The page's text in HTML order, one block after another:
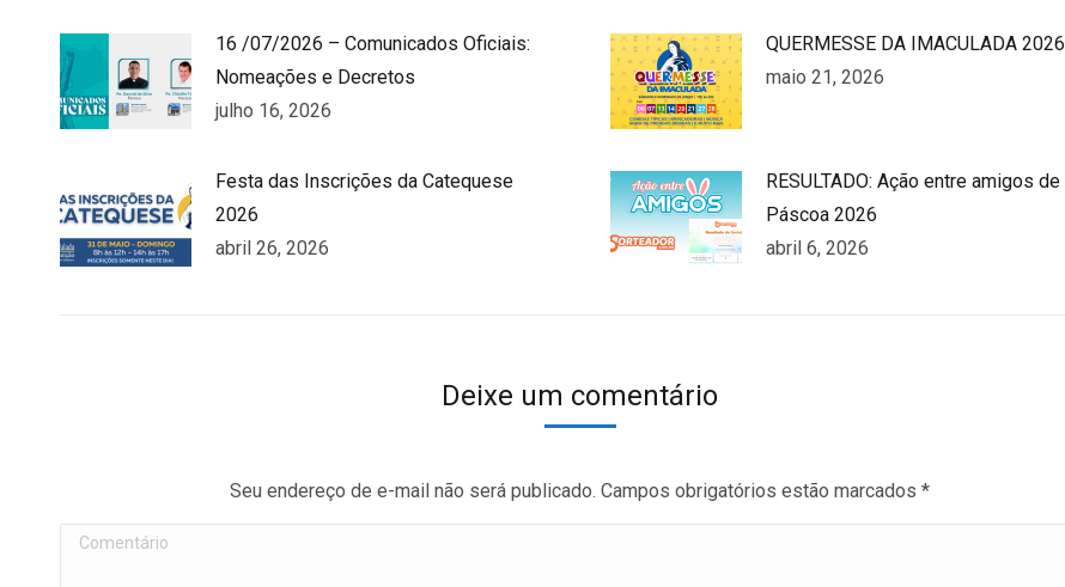
16 /07/2026 – Comunicados Oficiais:
Nomeações e Decretos
julho 16, 2026
QUERMESSE DA IMACULADA 2026
maio 21, 2026
Festa das Inscrições da Catequese
2026
abril 26, 2026
RESULTADO: Ação entre amigos de
Páscoa 2026
abril 6, 2026
Deixe um comentário
Seu endereço de e-mail não será publicado. Campos obrigatórios estão marcados *
Comentário